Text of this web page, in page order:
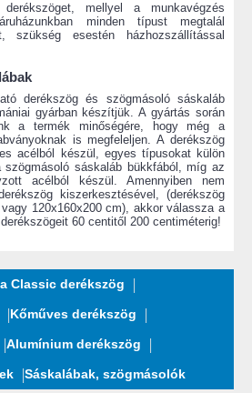
mellyel a munkavégzés
minden típust megtalál
szükség esestén házhozszállítással
derékszög és szögmásoló sáskaláb
gyárban készítjük. A gyártás során
a termék minőségére, hogy még a
is megfeleljen. A derékszög
acélból készül, egyes típusokat külön
sáskaláb bükkfából, míg az
acélból készül. Amennyiben nem
kiszerkesztésével, (derékszög
120x160x200 cm), akkor válassza a
60 centitől 200 centiméterig!
Classic derékszög
Kőműves derékszög
Alumínium derékszög
Sáskalábak, szögmásolók